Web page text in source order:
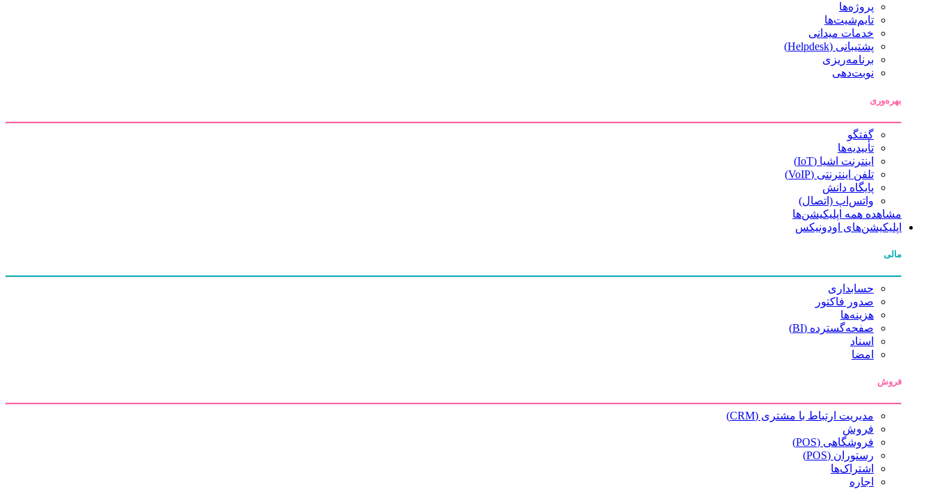
پروژه‌ها
تایم‌شیت‌ها
خدمات میدانی
پشتیبانی (Helpdesk)
برنامه‌ریزی
نوبت‌دهی
بهره‌وری
گفتگو
تأییدیه‌ها
اینترنت اشیا (IoT)
تلفن اینترنتی (VoIP)
پایگاه دانش
واتس‌اپ (اتصال)
مشاهده همه اپلیکیشن‌ها
اپلیکیشن‌های اودونیکس
مالی
حسابداری
صدور فاکتور
هزینه‌ها
صفحه‌گسترده (BI)
اسناد
امضا
فروش
مدیریت ارتباط با مشتری (CRM)
فروش
فروشگاهی (POS)
رستوران (POS)
اشتراک‌ها
اجاره